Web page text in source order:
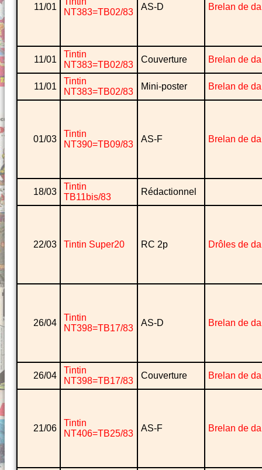
11/01
NT383=TB02/83
AS-D Brelan de
11/01
Tintin
NT383=TB02/83
Couverture Brelan de
11/01
Tintin
NT383=TB02/83
Mini-poster Brelan de
01/03
Tintin
NT390=TB09/83
AS-F Brelan de
18/03
Tintin
TB11bis/83
Rédactionnel
22/03 Tintin Super20 RC 2p Drôles de
26/04
Tintin
NT398=TB17/83
AS-D Brelan de
26/04
Tintin
NT398=TB17/83
Couverture Brelan de
21/06
Tintin
NT406=TB25/83
AS-F Brelan de